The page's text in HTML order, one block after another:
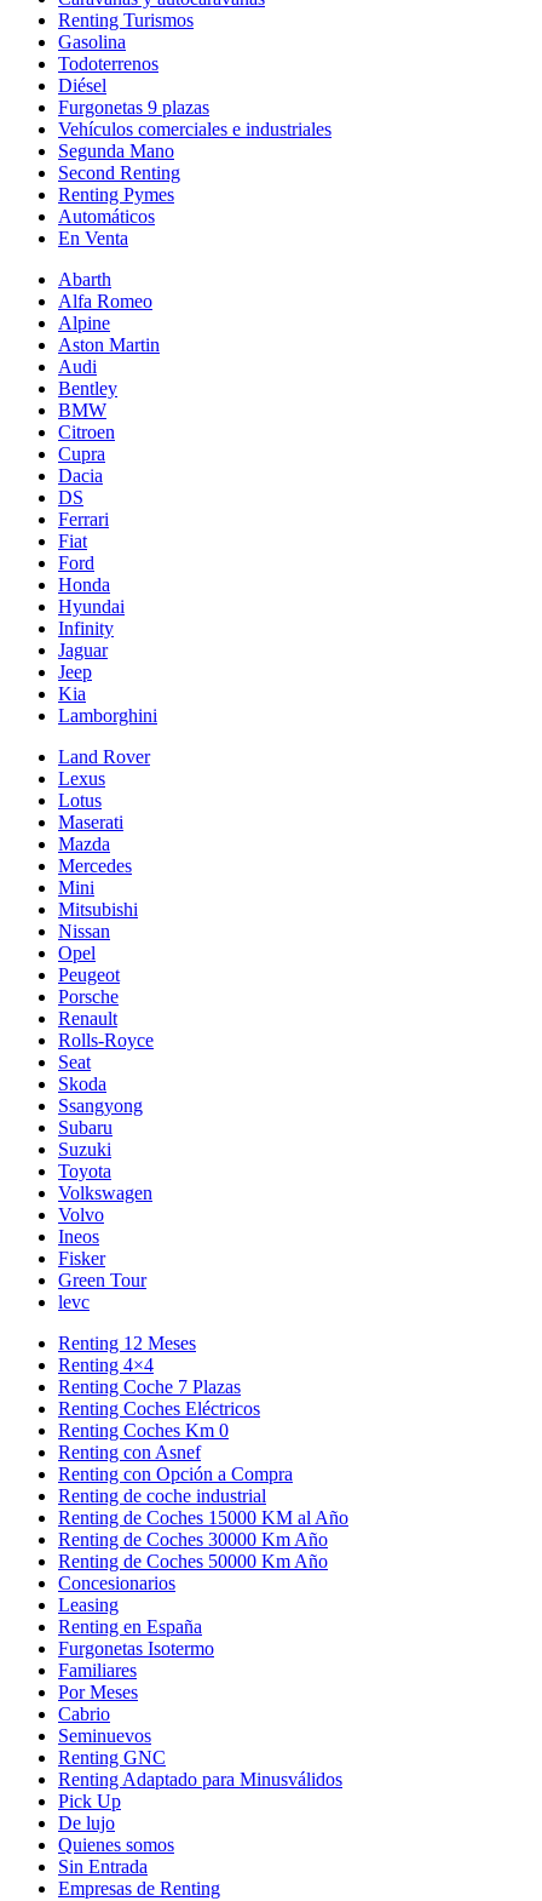
Renting Turismos
Gasolina
Todoterrenos
Diésel
Furgonetas 9 plazas
Vehículos comerciales e industriales
Segunda Mano
Second Renting
Renting Pymes
Automáticos
En Venta
Abarth
Alfa Romeo
Alpine
Aston Martin
Audi
Bentley
BMW
Citroen
Cupra
Dacia
DS
Ferrari
Fiat
Ford
Honda
Hyundai
Infinity
Jaguar
Jeep
Kia
Lamborghini
Land Rover
Lexus
Lotus
Maserati
Mazda
Mercedes
Mini
Mitsubishi
Nissan
Opel
Peugeot
Porsche
Renault
Rolls-Royce
Seat
Skoda
Ssangyong
Subaru
Suzuki
Toyota
Volkswagen
Volvo
Ineos
Fisker
Green Tour
levc
Renting 12 Meses
Renting 4×4
Renting Coche 7 Plazas
Renting Coches Eléctricos
Renting Coches Km 0
Renting con Asnef
Renting con Opción a Compra
Renting de coche industrial
Renting de Coches 15000 KM al Año
Renting de Coches 30000 Km Año
Renting de Coches 50000 Km Año
Concesionarios
Leasing
Renting en España
Furgonetas Isotermo
Familiares
Por Meses
Cabrio
Seminuevos
Renting GNC
Renting Adaptado para Minusválidos
Pick Up
De lujo
Quienes somos
Sin Entrada
Empresas de Renting